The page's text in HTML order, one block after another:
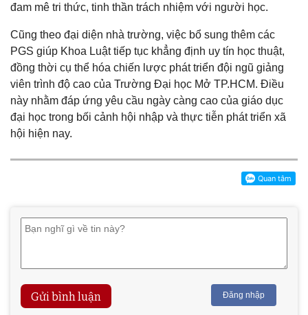
đam mê tri thức, tinh thần trách nhiệm với người học.
Cũng theo đại diện nhà trường, việc bổ sung thêm các
PGS giúp Khoa Luật tiếp tục khẳng định uy tín học thuật,
đồng thời cụ thể hóa chiến lược phát triển đội ngũ giảng
viên trình độ cao của Trường Đại học Mở TP.HCM. Điều
này nhằm đáp ứng yêu cầu ngày càng cao của giáo dục
đại học trong bối cảnh hội nhập và thực tiễn phát triển xã
hội hiện nay.
Gửi bình luận Đăng nhập